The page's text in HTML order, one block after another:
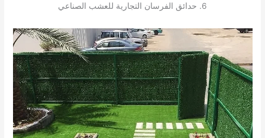
6. حدائق الفرسان التجارية للعشب الصناعي